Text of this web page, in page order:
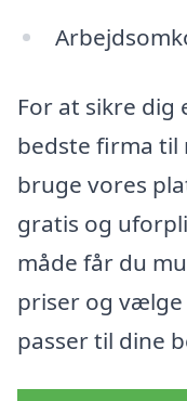
For at sikre
bedste firma til
bruge vores
gratis og
måde får du
priser og
passer til dine